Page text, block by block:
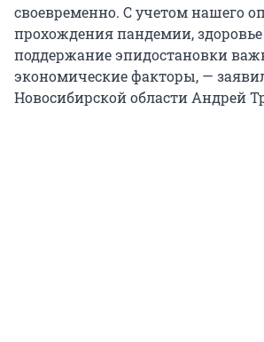
своевременно. С учетом нашего
прохождения пандемии, здоровье
поддержание эпидостановки
экономические факторы, —
Новосибирской области Андрей